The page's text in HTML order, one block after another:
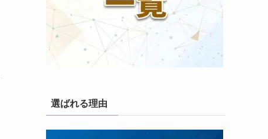
選ばれる理由